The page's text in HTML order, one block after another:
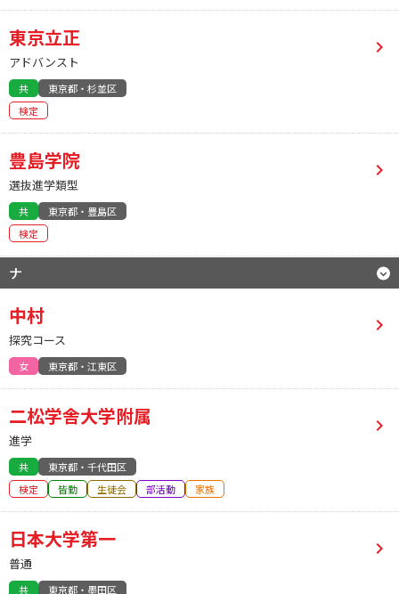
東京立正
アドバンスト
共
東京都・杉並区
検定
豊島学院
選抜進学類型
共
東京都・豊島区
検定
ナ
中村
探究コース
女 東京都・江東区
二松学舎大学附属
進学
共
東京都・千代田区
検定
皆勤 生徒会 部活動 家族
日本大学第一
普通
共
東京都・墨田区